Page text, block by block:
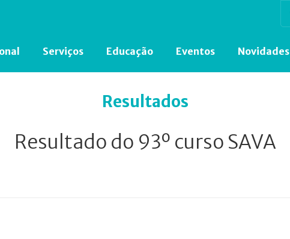
Serviços Educação Eventos Novidades
Resultados
Resultado do 93º curso SAVA